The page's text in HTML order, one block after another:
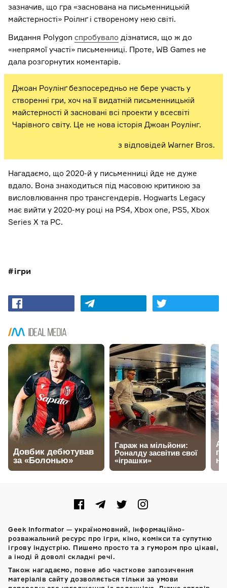
зазначив, що гра «заснована на письменницькій
майстерності» Роілнґ і створеному нею світі.
Видання Polygon спробувало дізнатися, що ж до
«непрямої участі» письменниці. Проте, WB Games не
дала розгорнутих коментарів.
Джоан Роулінґ безпосередньо не бере участь у
створенні гри, хоч на її видатній письменницькій
майстерності й засновані всі проекти у всесвіті
Чарівного світу. Це не нова історія Джоан Роулінг.
з відповідей Warner Bros.
Нагадаємо, що 2020-й у письменниці йде не дуже
вдало. Вона знаходиться під масовою критикою за
висловлювання про трансгендерів. Hogwarts Legacy
має вийти у 2020-му році на PS4, Xbox one, PS5, Xbox
Series X та PC.
ігри
Geek Informator — україномовний, інформаційно-
розважальний ресурс про ігри, кіно, комікси та супутню
ігрову індустрію. Пишемо просто та з гумором про цікаві,
а іноді й доволі складні речі.
Також нагадаємо, повне або часткове запозичення
матеріалів сайту дозволяється тільки за умови